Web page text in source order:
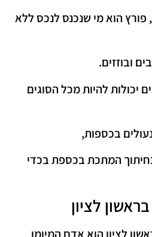
פורץ הוא מי שנכנס לנכס ללא
ובוזזים.
יכולות להיות מכל הסוגים
בכספות,
המתכת בכספת בכדי
לציון
לציון הוא אדם המיומן